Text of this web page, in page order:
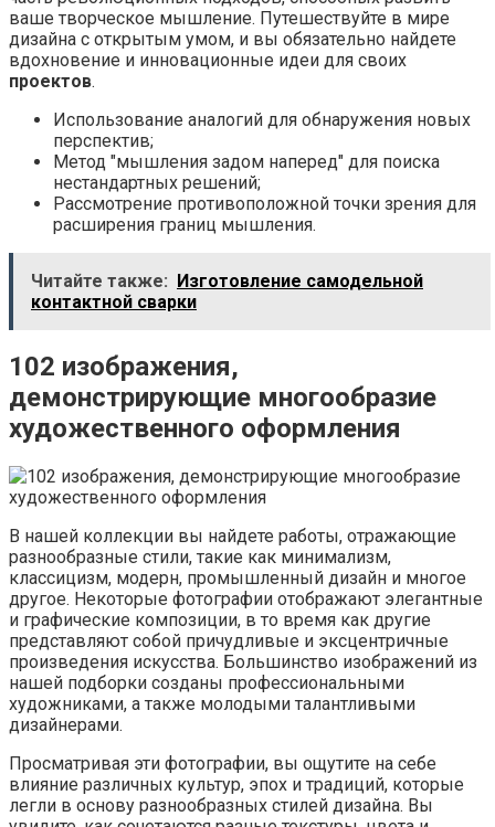
ваше творческое мышление. Путешествуйте в мире
дизайна с открытым умом, и вы обязательно найдете
вдохновение и инновационные идеи для своих
проектов.
Использование аналогий для обнаружения новых
перспектив;
Метод "мышления задом наперед" для поиска
нестандартных решений;
Рассмотрение противоположной точки зрения для
расширения границ мышления.
Читайте также: Изготовление самодельной
контактной сварки
102 изображения,
демонстрирующие многообразие
художественного оформления
В нашей коллекции вы найдете работы, отражающие
разнообразные стили, такие как минимализм,
классицизм, модерн, промышленный дизайн и многое
другое. Некоторые фотографии отображают элегантные
и графические композиции, в то время как другие
представляют собой причудливые и эксцентричные
произведения искусства. Большинство изображений из
нашей подборки созданы профессиональными
художниками, а также молодыми талантливыми
дизайнерами.
Просматривая эти фотографии, вы ощутите на себе
влияние различных культур, эпох и традиций, которые
легли в основу разнообразных стилей дизайна. Вы